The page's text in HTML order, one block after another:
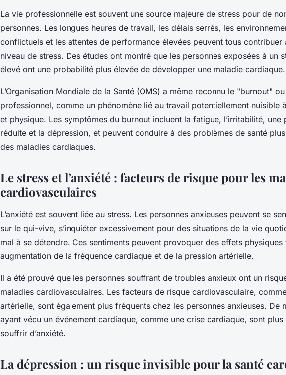
La vie professionnelle est souvent une source majeure de stress pour de
personnes. Les longues heures de travail, les délais serrés, les
conflictuels et les attentes de performance élevées peuvent tous contribuer
niveau de stress. Des études ont montré que les personnes exposées à un
élevé ont une probabilité plus élevée de développer une maladie cardiaque.
L’Organisation Mondiale de la Santé (OMS) a même reconnu le "burnout"
professionnel, comme un phénomène lié au travail potentiellement nuisible
et physique. Les symptômes du burnout incluent la fatigue, l’irritabilité, une
réduite et la dépression, et peuvent conduire à des problèmes de santé
des maladies cardiaques.
Le stress et l’anxiété : facteurs de risque pour les
cardiovasculaires
L’anxiété est souvent liée au stress. Les personnes anxieuses peuvent se
sur le qui-vive, s’inquiéter excessivement pour des situations de la vie
mal à se détendre. Ces sentiments peuvent provoquer des effets physiques
augmentation de la fréquence cardiaque et de la pression artérielle.
Il a été prouvé que les personnes souffrant de troubles anxieux ont un
maladies cardiovasculaires. Les facteurs de risque cardiovasculaire,
artérielle, sont également plus fréquents chez les personnes anxieuses. De
ayant vécu un événement cardiaque, comme une crise cardiaque, sont
souffrir d’anxiété.
La dépression : un risque invisible pour la santé